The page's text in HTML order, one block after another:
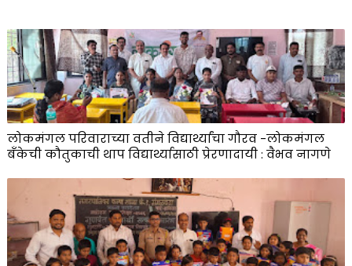
लोकमंगल परिवाराच्या वतीने विद्यार्थ्यांचा गौरव -लोकमंगल
बँकेची कौतुकाची थाप विद्यार्थ्यासाठी प्रेरणादायी : वैभव नागणे